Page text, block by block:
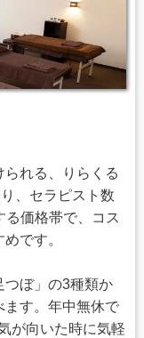
られる、りらくる
、セラピスト数
る価格帯で、コス
です。
つぼ」の3種類か
ます。年中無休で
が向いた時に気軽